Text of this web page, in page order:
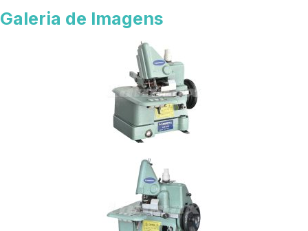
Galeria de Imagens